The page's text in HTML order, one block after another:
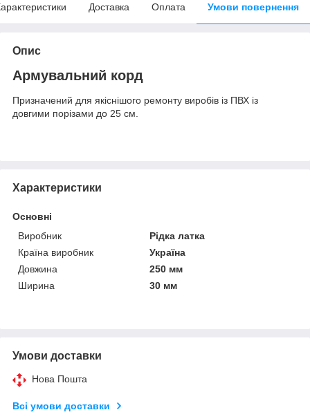
Доставка Оплата Умови повернення
Опис
Армувальний корд
Призначений для якіснішого ремонту виробів із ПВХ із
довгими порізами до 25 см.
Характеристики
Основні
Виробник
Рідка латка
Країна виробник
Україна
Довжина
250 мм
Ширина
30 мм
Умови доставки
Нова Пошта
Всі умови доставки